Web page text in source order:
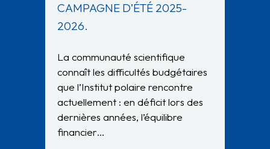
CAMPAGNE D’ÉTÉ 2025-
2026.
La communauté scientifique
connaît les difficultés budgétaires
que l’Institut polaire rencontre
actuellement : en déficit lors des
dernières années, l’équilibre
financier…